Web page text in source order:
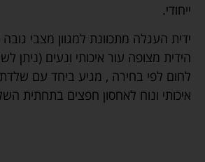
ייחודי.
ידית העגלה מתכוונת למגוון מצבי
הידית מצופה עור איכותי ונעים (ניתן
לחום לפי בחירה , מגיע ביחד עם
איכותי ונוח לאחסון חפצים בתחתית